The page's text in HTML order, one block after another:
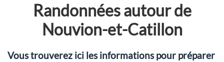
Randonnées autour de
Nouvion-et-Catillon
Vous trouverez ici les informations pour préparer